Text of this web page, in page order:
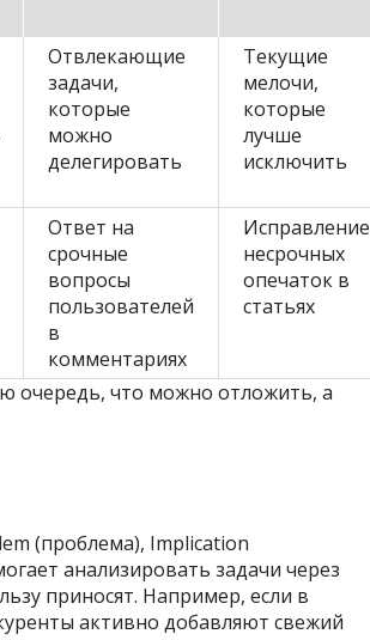
Отвлекающие
задачи,
которые
можно
делегировать
Текущие
мелочи,
которые
лучше
исключить
Ответ на
срочные
вопросы
пользователей
в
комментариях
Исправление
несрочных
опечаток в
статьях
очередь, что можно отложить, а
(проблема), Implication
анализировать задачи через
приносят. Например, если в
активно добавляют свежий